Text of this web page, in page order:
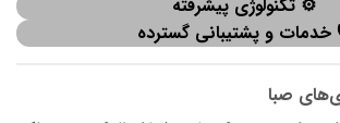
⚙️ تکنولوژی پیشرفته
و پشتیبانی گسترده
صبا